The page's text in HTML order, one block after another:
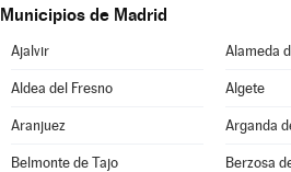
Municipios de Madrid
Ajalvir Alameda
Aldea del Fresno Algete
Aranjuez Arganda
Belmonte de Tajo Berzosa